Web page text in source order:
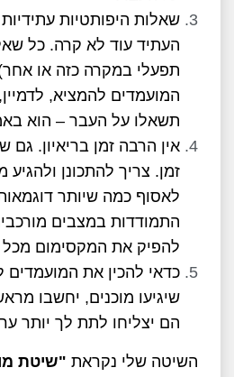
שאלות היפותטיות עתידיות
העתיד עוד לא קרה. כל
תפעלי במקרה כזה או
המועמדים להמציא,
תשאלו על העבר – הוא
אין הרבה זמן בריאיון.
זמן. צריך להתכונן ולהגיע
לאסוף כמה שיותר
התמודדות במצבים
להפיק את המקסימום מכל
כדאי להכין את המועמדים
שיגיעו מוכנים, יחשבו
הם יצליחו לתת לך יותר
השיטה שלי נקראת "שיטת